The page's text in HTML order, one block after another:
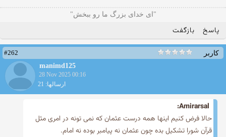
"ای خدای بزرگ ما رو ببخش"
پاسخ بازگفت
کاربر
#262
manimd125
28 Nov 2025 00:16
ارسالها: 21
Amirarsal:
حالا فرض کنیم اینها همه درست عثمان که نمی تونه در امری مثل
قرآن شورا تشکیل بده چون عثمان نه پیامبر بوده نه امام.